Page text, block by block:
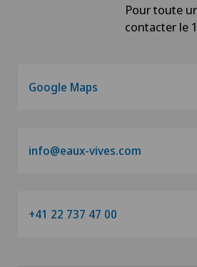
Pour toute
contacter le
Google Maps
info@eaux-vives.com
+41 22 737 47 00